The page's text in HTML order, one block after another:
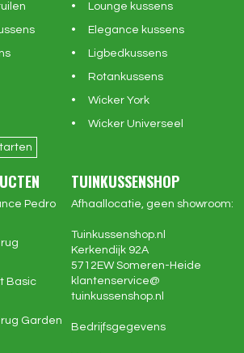
Lounge kussens
Elegance kussens
Ligbedkussens
Rotankussens
Wicker York
Wicker Universeel
Pedro
Basic
Garden
TUINKUSSENSHOP
Afhaallocatie, geen showroom:
Tuinkussenshop.nl
Kerkendijk 92A
5712EW Someren-Heide
klantenservice@
tuinkussenshop.nl
Bedrijfsgegevens